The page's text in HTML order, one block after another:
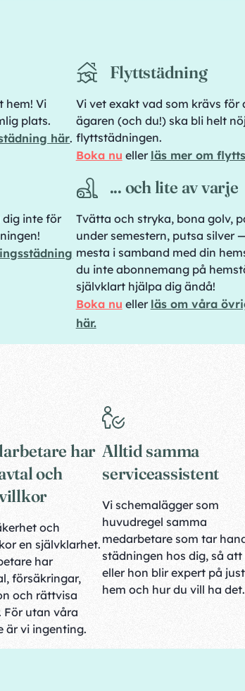
hem! Vi
plats.
här.
Flyttstädning
Vi vet exakt vad som krävs för
ägaren (och du!) ska bli helt
flyttstädningen.
Boka nu eller läs mer om
dig inte för
... och lite av varje
Tvätta och stryka, bona golv,
under semestern, putsa silver
mesta i samband med din
du inte abonnemang på
självklart hjälpa dig ändå!
Boka nu eller läs om våra
här.
har
och
och
en självklarhet.
har
försäkringar,
och rättvisa
För utan våra
är vi ingenting.
Alltid samma
serviceassistent
Vi schemalägger som
huvudregel samma
medarbetare som tar
städningen hos dig, så att
eller hon blir expert på
hem och hur du vill ha det.